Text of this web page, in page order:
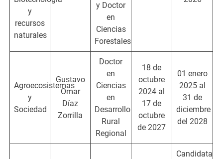
y
recursos
naturales
y Doctor
en
Ciencias
Forestales
Agroecosistemas
y
Sociedad
Gustavo
Omar
Díaz
Zorrilla
Doctor
en
Ciencias
en
Desarrollo
Rural
Regional
18 de
octubre
2024 al
17 de
octubre
de 2027
01 enero
2025 al
31 de
diciembre
del 2028
Candidata